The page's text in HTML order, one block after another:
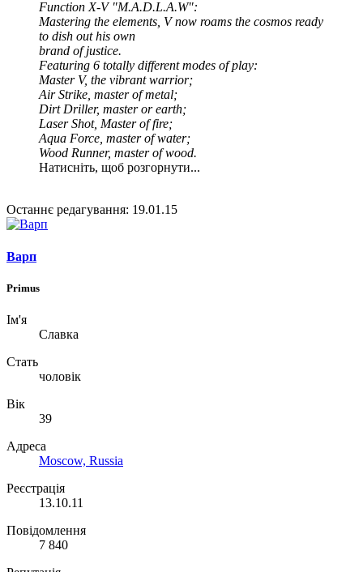
Function X-V "M.A.D.L.A.W":
Mastering the elements, V now roams the cosmos ready
to dish out his own
brand of justice.
Featuring 6 totally different modes of play:
Master V, the vibrant warrior;
Air Strike, master of metal;
Dirt Driller, master or earth;
Laser Shot, Master of fire;
Aqua Force, master of water;
Wood Runner, master of wood.
Натисніть, щоб розгорнути...
Останнє редагування: 19.01.15
Варп
Primus
Ім'я
Славка
Стать
чоловік
Вік
39
Адреса
Moscow, Russia
Реєстрація
13.10.11
Повідомлення
7 840